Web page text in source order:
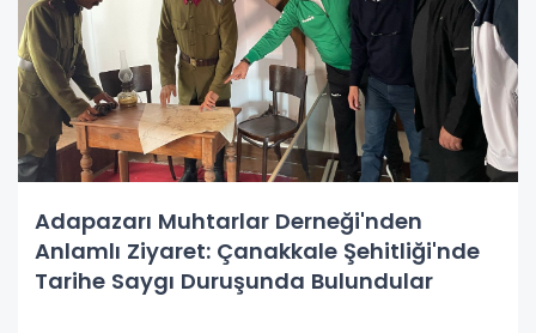
Adapazarı Muhtarlar Derneği'nden
Anlamlı Ziyaret: Çanakkale Şehitliği'nde
Tarihe Saygı Duruşunda Bulundular